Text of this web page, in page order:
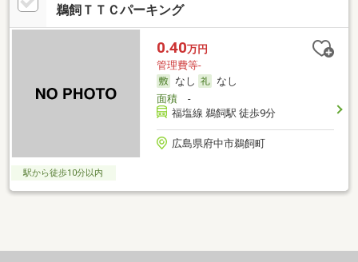
鵜飼ＴＴＣパーキング
0.40万円
管理費等-
なし
なし
面積-
福塩線 鵜飼駅 徒歩9分
広島県府中市鵜飼町
駅から徒歩10分以内